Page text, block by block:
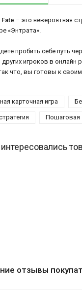
Fate – это невероятная
«Энтрата».
пробить себе путь
других игроков в
что, вы готовы к
карточная игра
Пошаговая
отзывы